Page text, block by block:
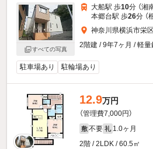
すべての写真
大船駅 歩10分 （湘
本郷台駅 歩26分 （
神奈川県横浜市栄
2階建 / 9年7ヶ月 / 軽量
駐車場あり 駐輪場あり
12.9万円
（管理費7,000円）
敷 不要 礼 1.0ヶ月
2階 / 2LDK / 60.5㎡